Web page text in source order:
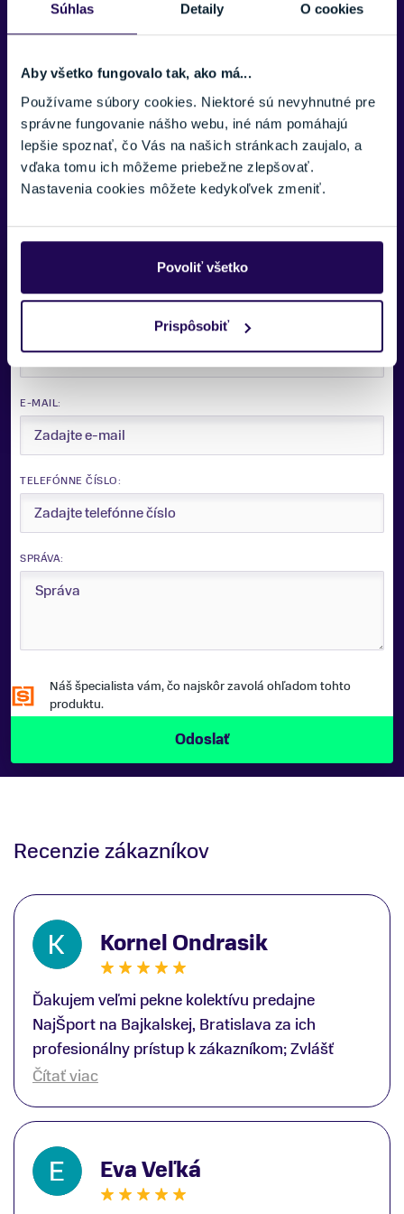
Súhlas Detaily O cookies
Aby všetko fungovalo tak, ako má...
Používame súbory cookies. Niektoré sú nevyhnutné pre
správne fungovanie nášho webu, iné nám pomáhajú
lepšie spoznať, čo Vás na našich stránkach zaujalo, a
vďaka tomu ich môžeme priebežne zlepšovať.
Nastavenia cookies môžete kedykoľvek zmeniť.
Povoliť všetko
Prispôsobiť
Materiál zadná časť
100% polyamid
Vodeodolnosť
20 000 mm
Potrebujete viac informácii? Sme tu
E-MAIL:
TELEFÓNNE ČÍSLO:
SPRÁVA:
Náš špecialista vám, čo najskôr zavolá ohľadom tohto
produktu.
Recenzie zákazníkov
Kornel Ondrasik
Ďakujem veľmi pekne kolektívu predajne
NajŠport na Bajkalskej, Bratislava za ich
profesionálny prístup k zákazníkom; Zvlášť
ďakujem špecialistovi Martinovi Gunišovi za
lyžiarskej obuvi, ako aj prilby.. všetko značka
Atomic; Pán Martin Guniš mi svojou
odbornosťou otvoril nové obzory a dozvedel
som sa, vďaka jeho profesionálnemu prístupu k
Čítať viac
Eva Veľká